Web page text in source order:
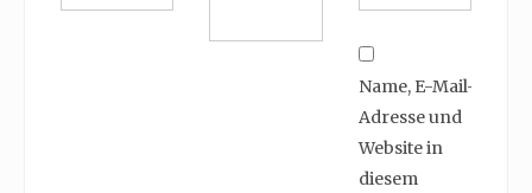
Name, E-Mail-
Adresse und
Website in
diesem